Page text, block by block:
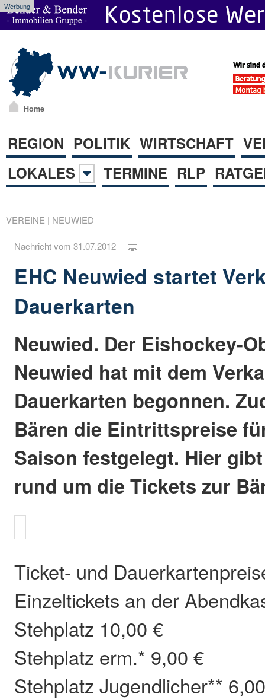
Werbung
Home
REGION POLITIK WIRTSCHAFT
LOKALES
TERMINE RLP
VEREINE | NEUWIED
Nachricht vom 31.07.2012
EHC Neuwied startet
Dauerkarten
Neuwied. Der Eishockey-
Neuwied hat mit dem
Dauerkarten begonnen.
Bären die Eintrittspreise
Saison festgelegt. Hier
rund um die Tickets zur
Ticket- und
Einzeltickets an der
Stehplatz 10,00 €
Stehplatz erm.* 9,00 €
Stehplatz Jugendlicher**